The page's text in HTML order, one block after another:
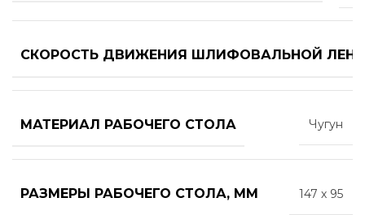
СКОРОСТЬ ДВИЖЕНИЯ ШЛИФОВАЛЬНОЙ
МАТЕРИАЛ РАБОЧЕГО СТОЛА Чугун
РАЗМЕРЫ РАБОЧЕГО СТОЛА, ММ 147 х 95